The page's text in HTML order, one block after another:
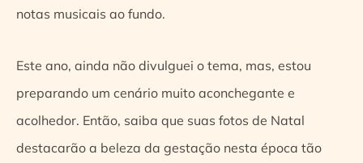
notas musicais ao fundo.
Este ano, ainda não divulguei o tema, mas, estou
preparando um cenário muito aconchegante e
acolhedor. Então, saiba que suas fotos de Natal
destacarão a beleza da gestação nesta época tão